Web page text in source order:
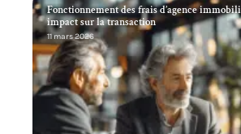
Fonctionnement des frais d’agence
impact sur la transaction
11 mars 2026